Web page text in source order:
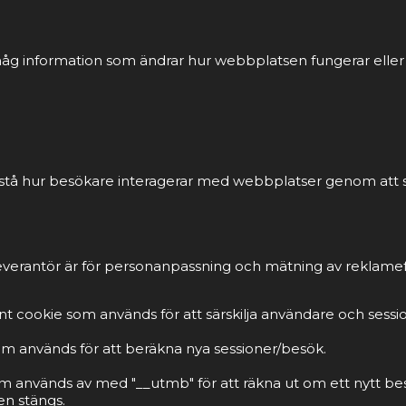
information som ändrar hur webbplatsen fungerar
hur besökare interagerar med webbplatser genom
är för personanpassning och mätning av
cookie som används för att särskilja användare och
används för att beräkna nya sessioner/besök.
används av med "__utmb" för att räkna ut om ett nytt
stängs.